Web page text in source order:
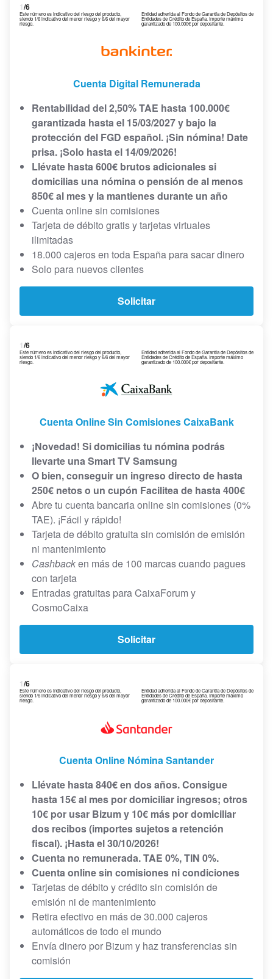
1/6
Este número es indicativo del riesgo del producto,
siendo 1/6 indicativo del menor riesgo y 6/6 del mayor
riesgo.
Entidad adherida al Fondo de Garantía de Depósitos de
Entidades de Crédito de España. Importe máximo
garantizado de 100.000€ por depositante.
Cuenta Digital Remunerada
Rentabilidad del 2,50% TAE hasta 100.000€
garantizada hasta el 15/03/2027 y bajo la
protección del FGD español. ¡Sin nómina! Date
prisa. ¡Solo hasta el 14/09/2026!
Llévate hasta 600€ brutos adicionales si
domicilias una nómina o pensión de al menos
850€ al mes y la mantienes durante un año
Cuenta online sin comisiones
Tarjeta de débito gratis y tarjetas virtuales
ilimitadas
18.000 cajeros en toda España para sacar dinero
Solo para nuevos clientes
Solicitar
1/6
Este número es indicativo del riesgo del producto,
siendo 1/6 indicativo del menor riesgo y 6/6 del mayor
riesgo.
Entidad adherida al Fondo de Garantía de Depósitos de
Entidades de Crédito de España. Importe máximo
garantizado de 100.000€ por depositante.
Cuenta Online Sin Comisiones CaixaBank
¡Novedad! Si domicilias tu nómina podrás
llevarte una Smart TV Samsung
O bien, conseguir un ingreso directo de hasta
250€ netos o un cupón Facilitea de hasta 400€
Abre tu cuenta bancaria online sin comisiones (0%
TAE). ¡Fácil y rápido!
Tarjeta de débito gratuita sin comisión de emisión
ni mantenimiento
Cashbacken más de 100 marcas cuando pagues
con tarjeta
Entradas gratuitas para CaixaForum y
CosmoCaixa
Solicitar
1/6
Este número es indicativo del riesgo del producto,
siendo 1/6 indicativo del menor riesgo y 6/6 del mayor
riesgo.
Entidad adherida al Fondo de Garantía de Depósitos de
Entidades de Crédito de España. Importe máximo
garantizado de 100.000€ por depositante.
Cuenta Online Nómina Santander
Llévate hasta 840€ en dos años. Consigue
hasta 15€ al mes por domiciliar ingresos; otros
10€ por usar Bizum y 10€ más por domiciliar
dos recibos (importes sujetos a retención
fiscal). ¡Hasta el 30/10/2026!
Cuenta no remunerada. TAE 0%, TIN 0%.
Cuenta online sin comisiones ni condiciones
Tarjetas de débito y crédito sin comisión de
emisión ni de mantenimiento
Retira efectivo en más de 30.000 cajeros
automáticos de todo el mundo
Envía dinero por Bizum y haz transferencias sin
comisión